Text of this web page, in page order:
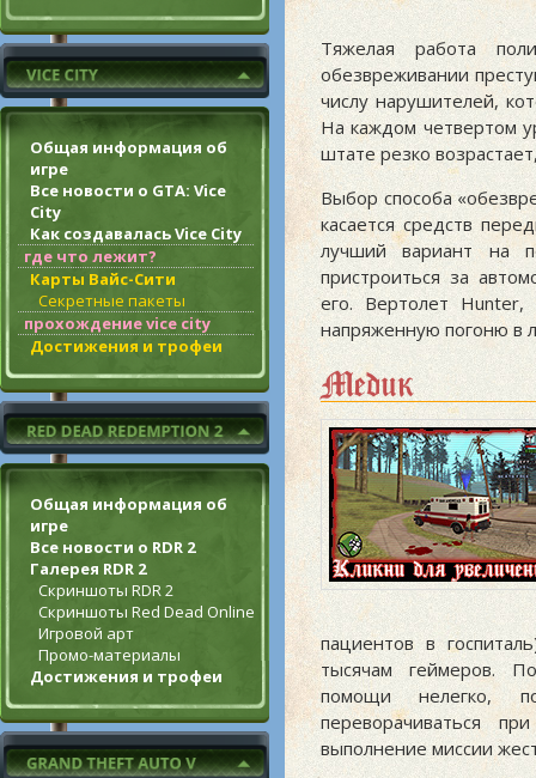
Общая информация об
игре
Все новости о GTA: Vice
City
Как создавалась Vice City
где что лежит?
Карты Вайс-Сити
Секретные пакеты
прохождение vice city
Достижения и трофеи
Общая информация об
игре
Все новости о RDR 2
Галерея RDR 2
Скриншоты RDR 2
Скриншоты Red Dead Online
Игровой арт
Промо-материалы
Достижения и трофеи
Тяжелая работа
обезвреживании
числу нарушителей,
На каждом четвертом
штате резко
Выбор способа
касается средств
лучший вариант на
пристроиться за
его. Вертолет
напряженную погоню в
Медик
пациентов в
тысячам геймеров.
помощи нелегко,
переворачиваться
выполнение миссии